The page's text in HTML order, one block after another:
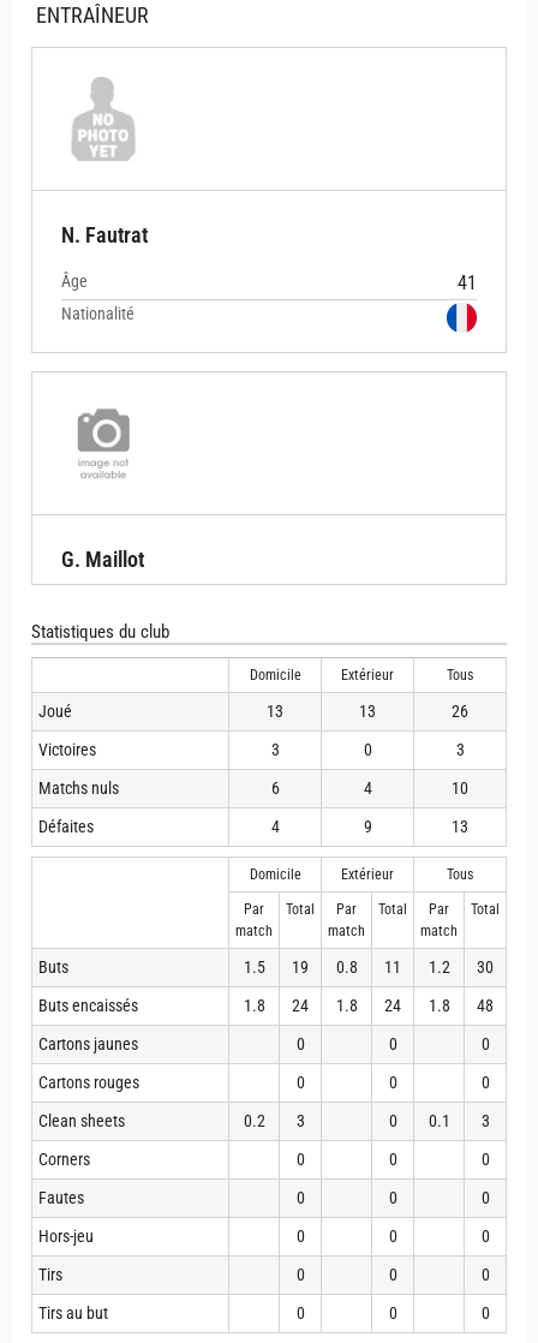
ENTRAÎNEUR
N. Fautrat
Âge 41
Nationalité
G. Maillot
Statistiques du club
Domicile Extérieur Tous
Joué 13 13
26
Victoires
3 0
3
Matchs nuls
6 4
10
Défaites
4 9 13
Domicile Extérieur Tous
Par
match
Total
Par
match
Total
Par
match
Total
Buts 1.5 19 0.8 11 1.2
30
Buts encaissés
1.8 24 1.8 24 1.8
48
Cartons jaunes
0 0
0
Cartons rouges
0 0
0
Clean sheets
0.2 3 0 0.1
3
Corners
0 0
0
Fautes
0 0
0
Hors-jeu
0 0
0
Tirs
0 0
0
Tirs au but
0 0 0